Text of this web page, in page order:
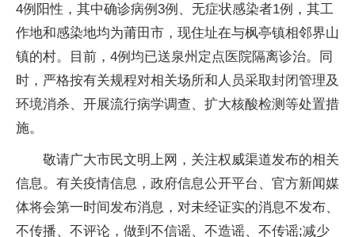
4例阳性，其中确诊病例3例、无症状感染者1例，其工
作地和感染地均为莆田市，现住址在与枫亭镇相邻界山
镇的村。目前，4例均已送泉州定点医院隔离诊治。同
时，严格按有关规程对相关场所和人员采取封闭管理及
环境消杀、开展流行病学调查、扩大核酸检测等处置措
施。
敬请广大市民文明上网，关注权威渠道发布的相关
信息。有关疫情信息，政府信息公开平台、官方新闻媒
体将会第一时间发布消息，对未经证实的消息不发布、
不传播、不评论，做到不信谣、不造谣、不传谣;减少